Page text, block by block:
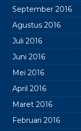
September 2016
Agustus 2016
Juli 2016
Juni 2016
Mei 2016
April 2016
Maret 2016
Februari 2016